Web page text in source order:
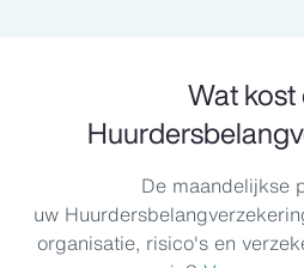
Wat kost
De maandelijkse
uw
organisatie, risico's en